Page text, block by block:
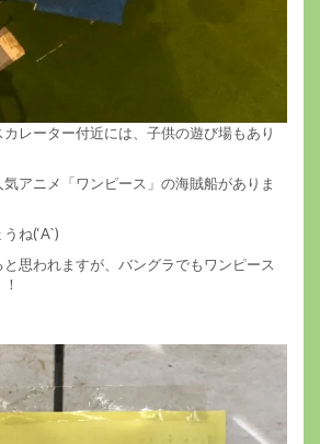
レーター付近には、子供の遊び場もあり
アニメ「ワンピース」の海賊船がありま
ね(‘A`)
思われますが、バングラでもワンピース